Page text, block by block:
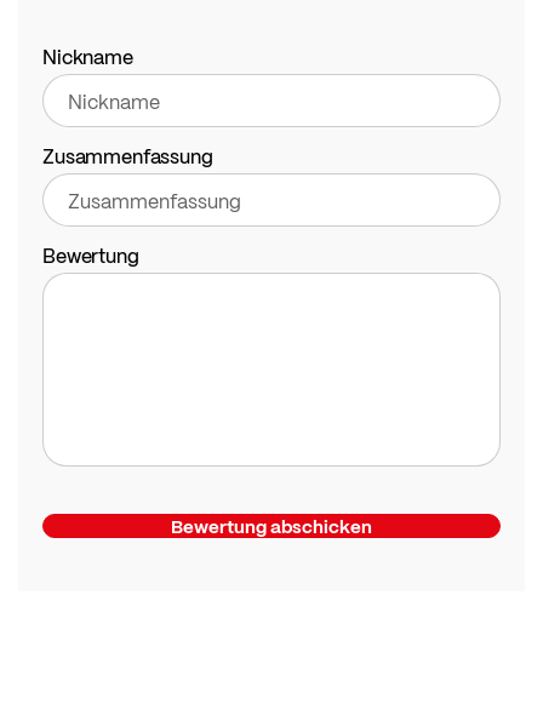
star
stars
stars
stars
stars
Nickname
Zusammenfassung
Bewertung
Bewertung abschicken